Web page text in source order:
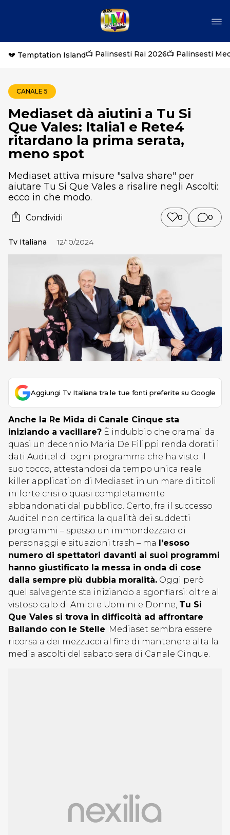
💔 Temptation Island📺 Palinsesti Rai 2026📺 Palinsesti
CANALE 5
Mediaset dà aiutini a Tu Si
Que Vales: Italia1 e Rete4
ritardano la prima serata,
meno spot
Mediaset attiva misure "salva share" per
aiutare Tu Si Que Vales a risalire negli Ascolti:
ecco in che modo.
Condividi 0 0
Tv Italiana 12/10/2024
Aggiungi Tv Italiana tra le tue fonti preferite su Google
Anche la Re Mida di Canale Cinque sta
iniziando a vacillare? È indubbio che oramai da
quasi un decennio Maria De Filippi renda dorati i
dati Auditel di ogni programma che ha visto il
suo tocco, attestandosi da tempo unica reale
killer application di Mediaset in un mare di titoli
in forte crisi o quasi completamente
abbandonati dal pubblico. Certo, fra il successo
Auditel non certifica la qualità dei suddetti
programmi – spesso un immondezzaio di
personaggi e situazioni trash – ma l’esoso
numero di spettatori davanti ai suoi programmi
hanno giustificato la messa in onda di cose
dalla sempre più dubbia moralità. Oggi però
quel salvagente sta iniziando a sgonfiarsi: oltre al
vistoso calo di Amici e Uomini e Donne, Tu Si
Que Vales si trova in difficoltà ad affrontare
Ballando con le Stelle; Mediaset sembra essere
ricorsa a dei mezzucci al fine di mantenere alta la
media ascolti del sabato sera di Canale Cinque.